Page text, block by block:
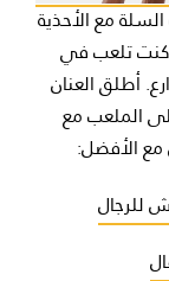
مع الأحذية
كنت تلعب في
أطلق العنان
الملعب مع
الأفضل:
للرجال